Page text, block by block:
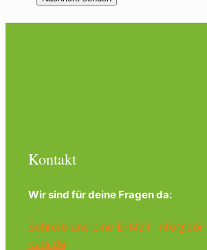
Kontakt
Wir sind für deine Fragen da:
Schreib uns eine E-Mail: info@abi-
kurs.de